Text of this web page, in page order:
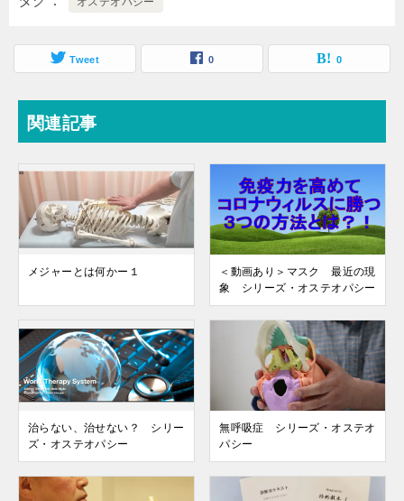
Tweet 0 0
関連記事
メジャーとは何かー１
＜動画あり＞マスク 最近の現
象 シリーズ・オステオパシー
治らない、治せない？ シリー
ズ・オステオパシー
無呼吸症 シリーズ・オステオ
パシー